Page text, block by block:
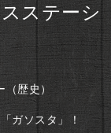
ステーシ
歴史）
ガソスタ」！